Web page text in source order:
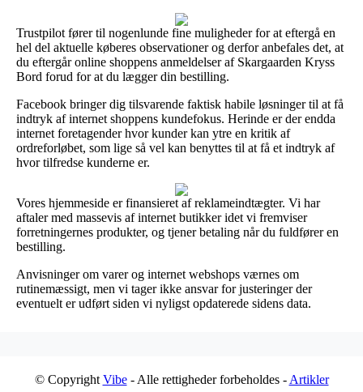
Trustpilot fører til nogenlunde fine muligheder for at eftergå en
hel del aktuelle køberes observationer og derfor anbefales det, at
du eftergår online shoppens anmeldelser af Skargaarden Kryss
Bord forud for at du lægger din bestilling.
Facebook bringer dig tilsvarende faktisk habile løsninger til at få
indtryk af internet shoppens kundefokus. Herinde er der endda
internet foretagender hvor kunder kan ytre en kritik af
ordreforløbet, som lige så vel kan benyttes til at få et indtryk af
hvor tilfredse kunderne er.
Vores hjemmeside er finansieret af reklameindtægter. Vi har
aftaler med massevis af internet butikker idet vi fremviser
forretningernes produkter, og tjener betaling når du fuldfører en
bestilling.
Anvisninger om varer og internet webshops værnes om
rutinemæssigt, men vi tager ikke ansvar for justeringer der
eventuelt er udført siden vi nyligst opdaterede sidens data.
© Copyright Vibe- Alle rettigheder forbeholdes - Artikler